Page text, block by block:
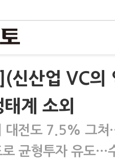
](신산업 VC
계 소외
대전도 7.5% 그쳐
균형투자 유도…